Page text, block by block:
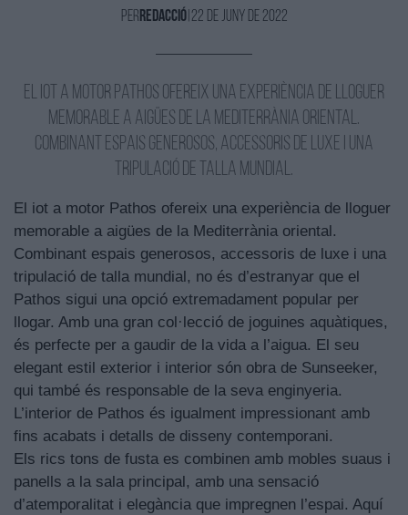
PerRedacció| 22 de Juny de 2022
El iot a motor Pathos ofereix una experiència de lloguer
memorable a aigües de la Mediterrània oriental.
Combinant espais generosos, accessoris de luxe i una
tripulació de talla mundial.
El iot a motor Pathos ofereix una experiència de lloguer
memorable a aigües de la Mediterrània oriental.
Combinant espais generosos, accessoris de luxe i una
tripulació de talla mundial, no és d’estranyar que el
Pathos sigui una opció extremadament popular per
llogar. Amb una gran col·lecció de joguines aquàtiques,
és perfecte per a gaudir de la vida a l’aigua. El seu
elegant estil exterior i interior són obra de Sunseeker,
qui també és responsable de la seva enginyeria.
L’interior de Pathos és igualment impressionant amb
fins acabats i detalls de disseny contemporani.
Els rics tons de fusta es combinen amb mobles suaus i
panells a la sala principal, amb una sensació
d’atemporalitat i elegància que impregnen l’espai. Aquí